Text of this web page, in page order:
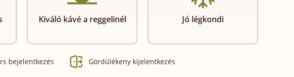
Kiváló kávé a reggelinél Jó légkondi
bejelentkezés Gördülékeny kijelentkezés